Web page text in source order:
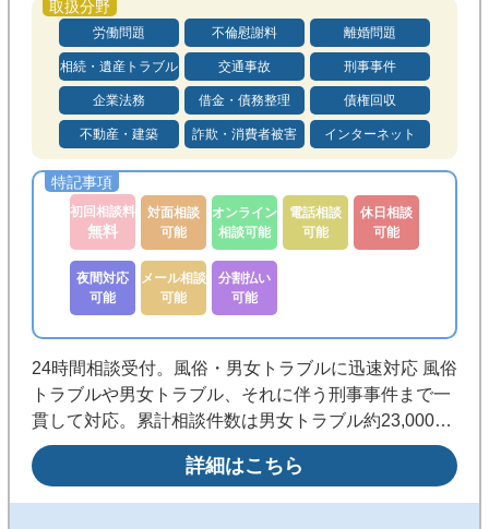
労働問題 不倫慰謝料 離婚問題
相続・遺産トラブル 交通事故 刑事事件
企業法務 借金・債務整理 債権回収
不動産・建築 詐欺・消費者被害 インターネット
初回相談料
無料
対面相談
可能
オンライン
相談可能
電話相談
可能
休日相談
可能
夜間対応
可能
メール相談
可能
分割払い
可能
24時間相談受付。風俗・男女トラブルに迅速対応 風俗
トラブルや男女トラブル、それに伴う刑事事件まで一
貫して対応。累計相談件数は男女トラブル約23,000
件、風俗トラブル約8,000件。全国からの相談を24時
間受け付け、迅速な対応を心がけています。
詳細はこちら